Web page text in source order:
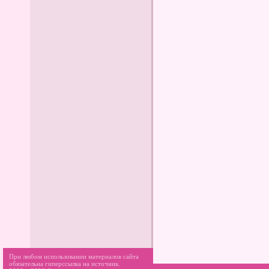
При любом использовании материалов сайта
обязательна гиперссылка на источник.